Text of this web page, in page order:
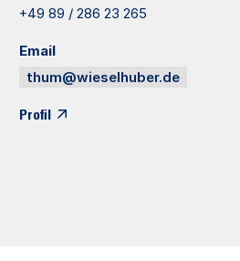
+49 89 / 286 23 265
Email
thum@wieselhuber.de
Profil